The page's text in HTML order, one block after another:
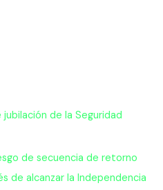
jubilación de la Seguridad
de secuencia de retorno
de alcanzar la Independencia